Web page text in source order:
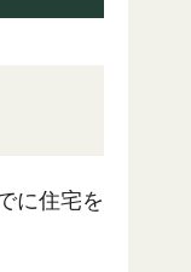
に住宅を